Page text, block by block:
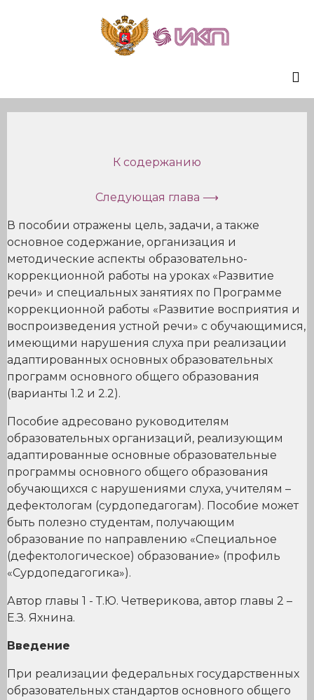
К содержанию
Следующая глава ⟶
В пособии отражены цель, задачи, а также
основное содержание, организация и
методические аспекты образовательно-
коррекционной работы на уроках «Развитие
речи» и специальных занятиях по Программе
коррекционной работы «Развитие восприятия и
воспроизведения устной речи» с обучающимися,
имеющими нарушения слуха при реализации
адаптированных основных образовательных
программ основного общего образования
(варианты 1.2 и 2.2).
Пособие адресовано руководителям
образовательных организаций, реализующим
адаптированные основные образовательные
программы основного общего образования
обучающихся с нарушениями слуха, учителям –
дефектологам (сурдопедагогам). Пособие может
быть полезно студентам, получающим
образование по направлению «Специальное
(дефектологическое) образование» (профиль
«Сурдопедагогика»).
Автор главы 1 - Т.Ю. Четверикова, автор главы 2 –
Е.З. Яхнина.
Введение
При реализации федеральных государственных
образовательных стандартов основного общего